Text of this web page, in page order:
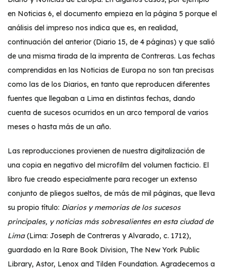
en Noticias 6, el documento empieza en la página 5 porque el
análisis del impreso nos indica que es, en realidad,
continuación del anterior (Diario 15, de 4 páginas) y que salió
de una misma tirada de la imprenta de Contreras. Las fechas
comprendidas en las Noticias de Europa no son tan precisas
como las de los Diarios, en tanto que reproducen diferentes
fuentes que llegaban a Lima en distintas fechas, dando
cuenta de sucesos ocurridos en un arco temporal de varios
meses o hasta más de un año.
Las reproducciones provienen de nuestra digitalización de
una copia en negativo del microfilm del volumen facticio. El
libro fue creado especialmente para recoger un extenso
conjunto de pliegos sueltos, de más de mil páginas, que lleva
su propio título: Diarios y memorias de los sucesos
principales, y noticias más sobresalientes en esta ciudad de
Lima(Lima: Joseph de Contreras y Alvarado, c. 1712),
guardado en la Rare Book Division, The New York Public
Library, Astor, Lenox and Tilden Foundation. Agradecemos a